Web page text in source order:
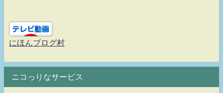
にほんブログ村
ニコっりなサービス